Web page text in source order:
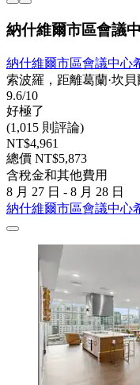
納什維爾市區會議
納什維爾市區會議中心
索波羅，距離葛蘭·坎
9.6/10
好極了
(1,015 則評論)
NT$4,961
總價 NT$5,873
含稅金和其他費用
8 月 27 日 - 8 月 28 日
納什維爾市區會議中心